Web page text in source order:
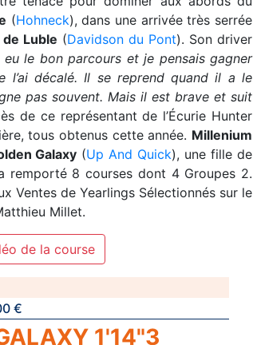
(Hohneck), dans une arrivée très serrée
Luble (Davidson du Pont). Son driver
eu le bon parcours et je pensais gagner
l’ai décalé. Il se reprend quand il a le
pas souvent. Mais il est brave et suit
de ce représentant de l’Écurie Hunter
tous obtenus cette année. Millenium
Galaxy (Up And Quick), une fille de
remporté 8 courses dont 4 Groupes 2.
Ventes de Yearlings Sélectionnés sur le
Millet.
de la course
€
1'14"3